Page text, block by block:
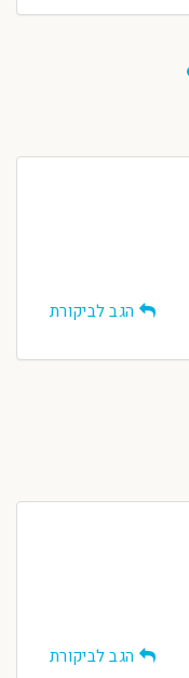
הגב לביקורת
הגב לביקורת